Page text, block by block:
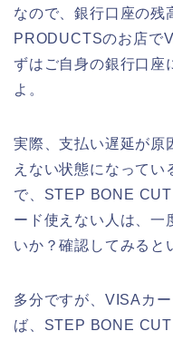
なので、銀行口座の
PRODUCTSのお店で
ずはご自身の銀行口座
よ。
実際、支払い遅延が原
えない状態になって
で、STEP BONE
ード使えない人は、一
いか？確認してみると
多分ですが、VISAカ
ば、STEP BONE